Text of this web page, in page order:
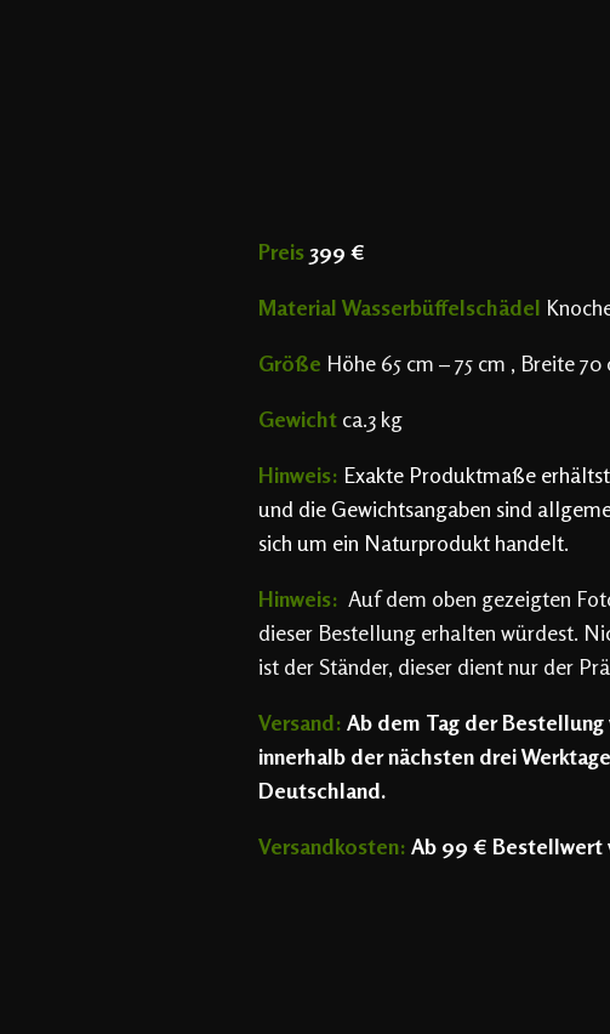
Preis399 €
Material Wasserbüffelschädel
Größe Höhe 65 cm – 75 cm , Breite
Gewicht ca.3 kg
Hinweis: Exakte Produktmaße
und die Gewichtsangaben sind
sich um ein Naturprodukt handelt.
Hinweis: Auf dem oben gezeigten
dieser Bestellung erhalten würdest.
ist der Ständer, dieser dient nur der
Versand: Ab dem Tag der
innerhalb der nächsten drei
Deutschland.
Versandkosten: Ab 99 € Bestellwert